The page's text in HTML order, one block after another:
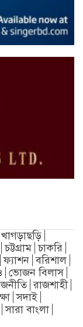
খাগড়াছড়ি
চট্টগ্রাম চাকরি
ফ্যাশন বরিশাল
ভোজন বিলাস
রাজশাহী
সদাই
সারা বাংলা